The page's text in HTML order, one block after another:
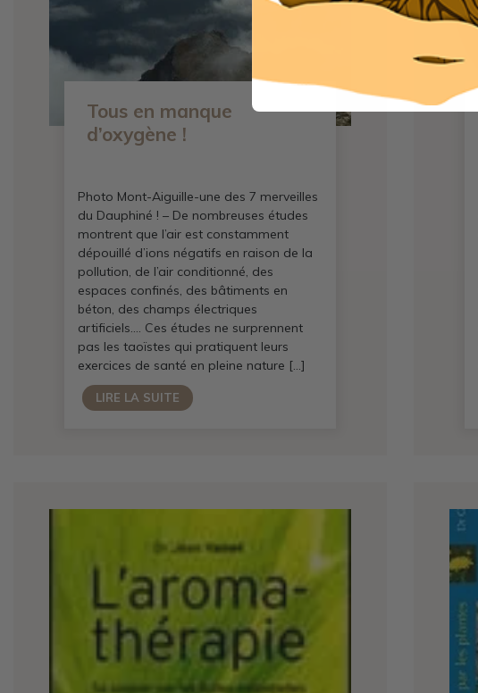
Tous en manque
d’oxygène !
Photo Mont-Aiguille-une des 7 merveilles
du Dauphiné ! – De nombreuses études
montrent que l’air est constamment
dépouillé d’ions négatifs en raison de la
pollution, de l’air conditionné, des
espaces confinés, des bâtiments en
béton, des champs électriques
artificiels…. Ces études ne surprennent
pas les taoïstes qui pratiquent leurs
exercices de santé en pleine nature […]
LIRE LA SUITE